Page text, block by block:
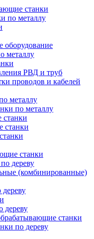
станки
по металлу
оборудование
металлу
РВД и труб
проводов и кабелей
металлу
по металлу
станки
станки
дереву
(комбинированные)
дереву
станки
по дереву